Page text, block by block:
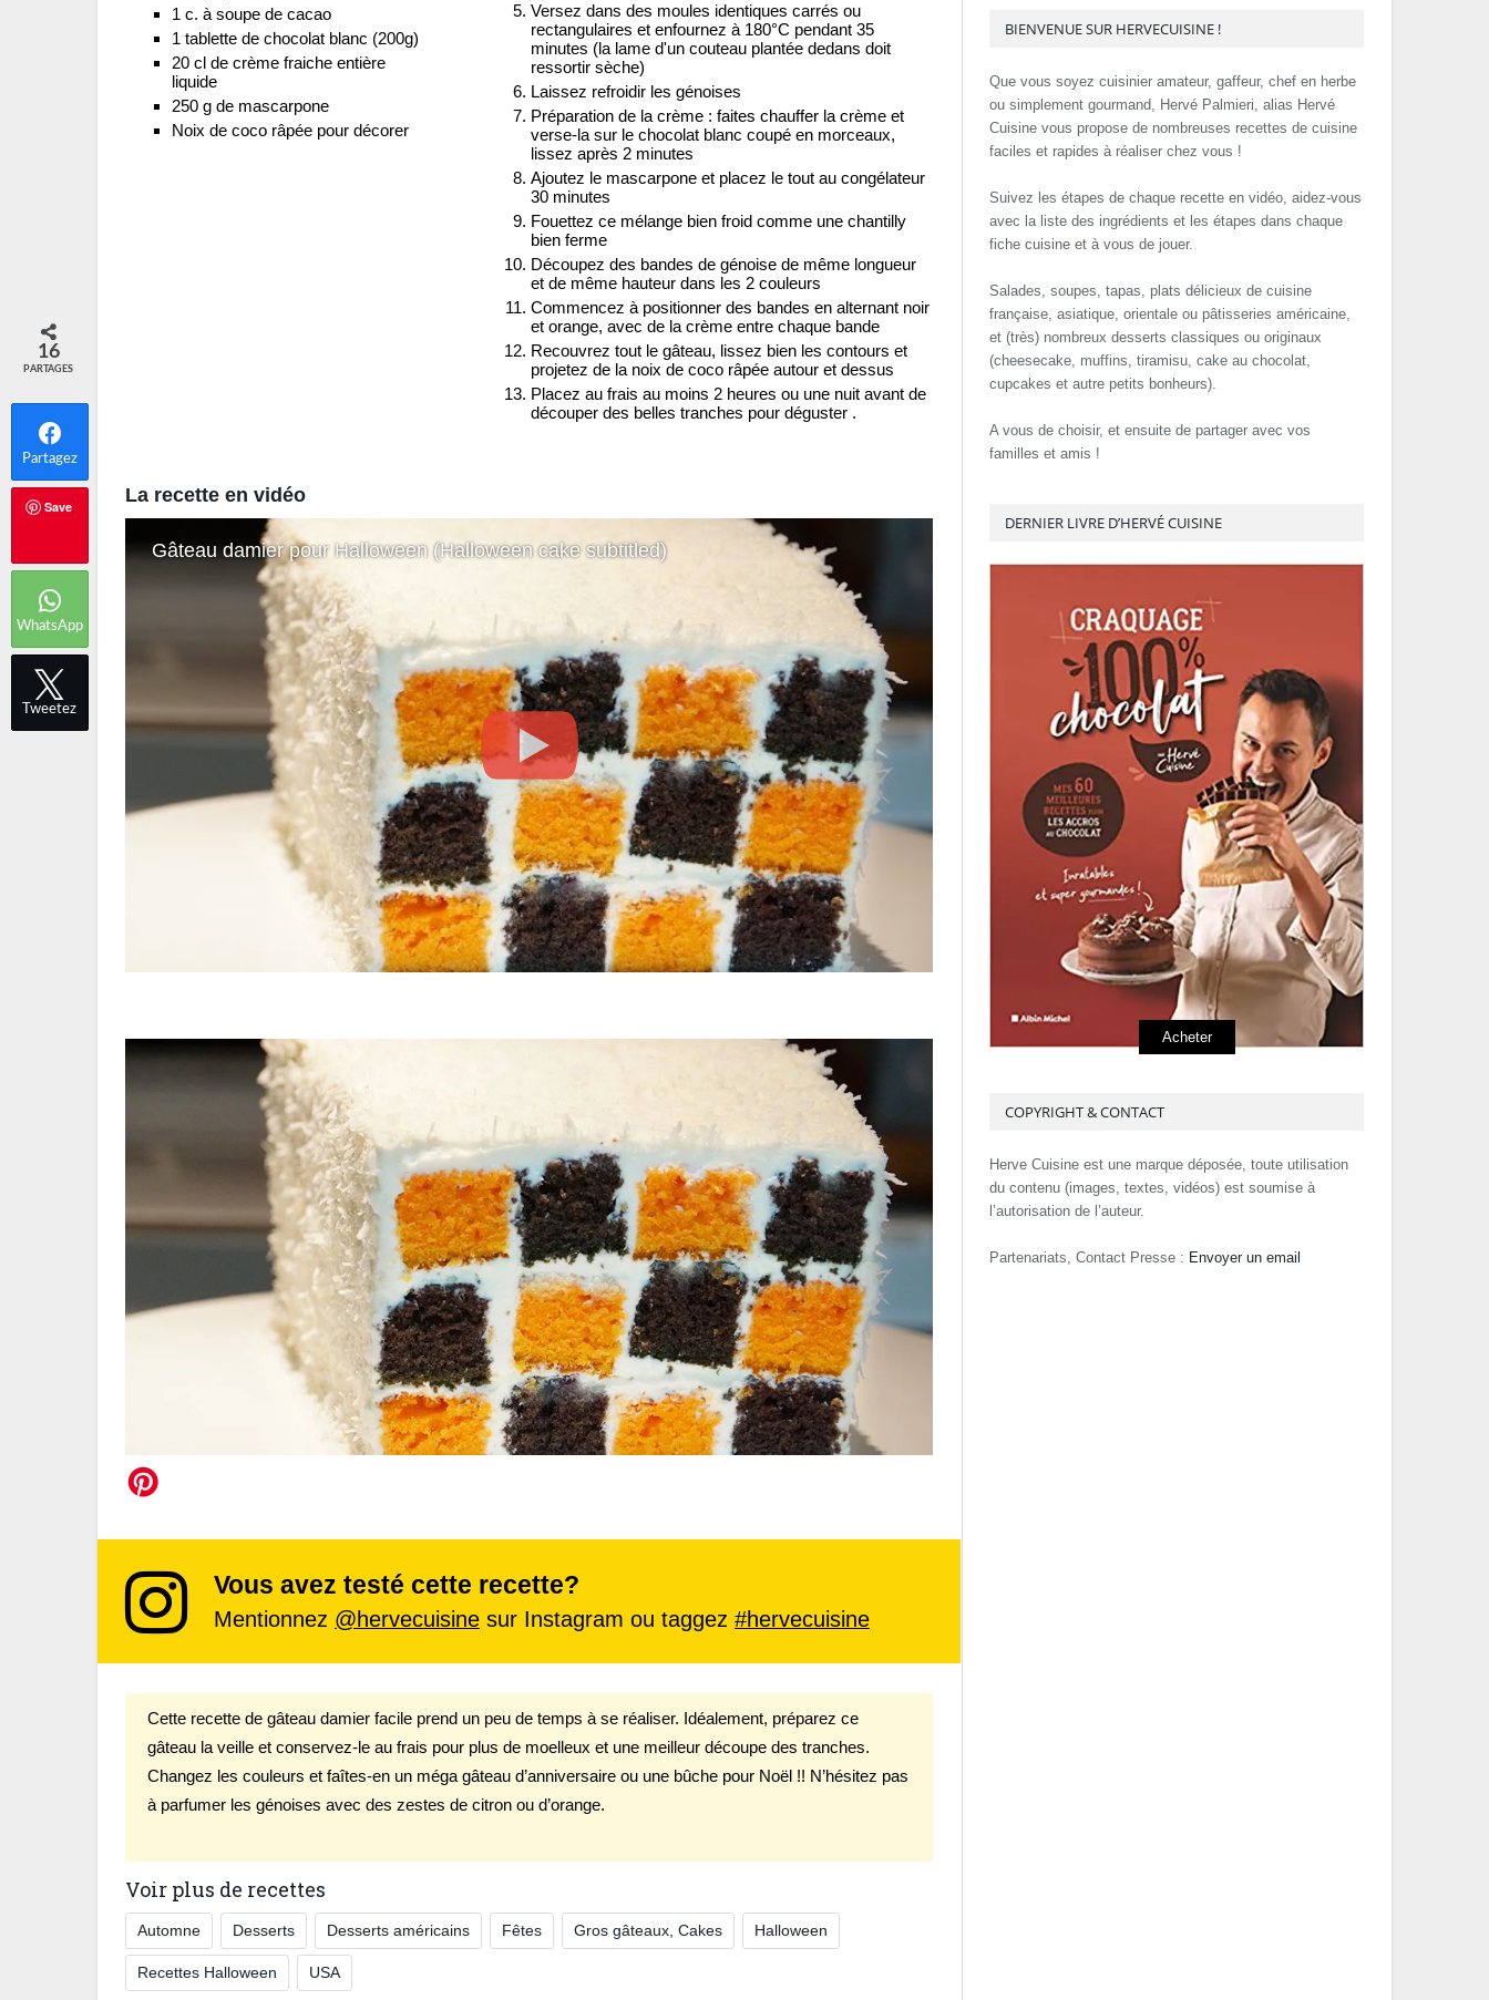
1 c. à soupe de cacao
1 tablette de chocolat blanc (200g)
20 cl de crème fraiche entière
liquide
250 g de mascarpone
Noix de coco râpée pour décorer
Versez dans des moules identiques carrés ou
rectangulaires et enfournez à 180°C pendant 35
minutes (la lame d'un couteau plantée dedans doit
ressortir sèche)
Laissez refroidir les génoises
Préparation de la crème : faites chauffer la crème et
verse-la sur le chocolat blanc coupé en morceaux,
lissez après 2 minutes
Ajoutez le mascarpone et placez le tout au congélateur
30 minutes
Fouettez ce mélange bien froid comme une chantilly
bien ferme
Découpez des bandes de génoise de même longueur
et de même hauteur dans les 2 couleurs
Commencez à positionner des bandes en alternant noir
et orange, avec de la crème entre chaque bande
Recouvrez tout le gâteau, lissez bien les contours et
projetez de la noix de coco râpée autour et dessus
Placez au frais au moins 2 heures ou une nuit avant de
découper des belles tranches pour déguster .
La recette en vidéo
Gâteau damier pour Halloween (Halloween cake subtitled)
Vous avez testé cette recette?
Mentionnez @hervecuisine sur Instagram ou taggez #hervecuisine
Cette recette de gâteau damier facile prend un peu de temps à se réaliser. Idéalement, préparez ce
gâteau la veille et conservez-le au frais pour plus de moelleux et une meilleur découpe des tranches.
Changez les couleurs et faîtes-en un méga gâteau d’anniversaire ou une bûche pour Noël !! N’hésitez pas
à parfumer les génoises avec des zestes de citron ou d’orange.
Voir plus de recettes
Automne Desserts Desserts américains Fêtes Gros gâteaux, Cakes Halloween
Recettes Halloween USA
BIENVENUE SUR HERVECUISINE !
Que vous soyez cuisinier amateur, gaffeur, chef en herbe
ou simplement gourmand, Hervé Palmieri, alias Hervé
Cuisine vous propose de nombreuses recettes de cuisine
faciles et rapides à réaliser chez vous !
Suivez les étapes de chaque recette en vidéo, aidez-vous
avec la liste des ingrédients et les étapes dans chaque
fiche cuisine et à vous de jouer.
Salades, soupes, tapas, plats délicieux de cuisine
française, asiatique, orientale ou pâtisseries américaine,
et (très) nombreux desserts classiques ou originaux
(cheesecake, muffins, tiramisu, cake au chocolat,
cupcakes et autre petits bonheurs).
A vous de choisir, et ensuite de partager avec vos
familles et amis !
DERNIER LIVRE D’HERVÉ CUISINE
Acheter
COPYRIGHT & CONTACT
Herve Cuisine est une marque déposée, toute utilisation
du contenu (images, textes, vidéos) est soumise à
l’autorisation de l’auteur.
Partenariats, Contact Presse : Envoyer un email
16
PARTAGES
Partagez
Save
WhatsApp
Tweetez